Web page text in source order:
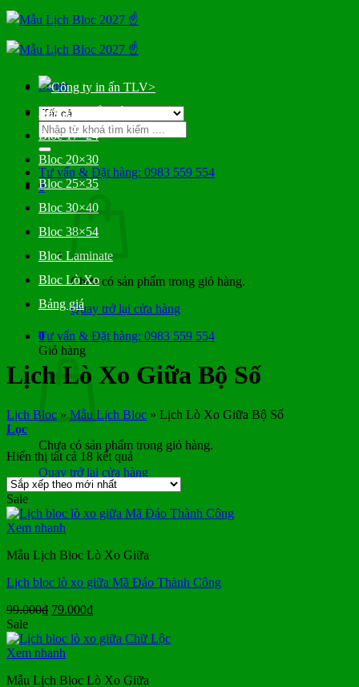
Bỏ
qua
nội
dung
Menu
Tìm
kiếm:
Tư vấn & Đặt hàng: 0983 559 554
0
Chưa có sản phẩm trong giỏ hàng.
Quay trở lại cửa hàng
0
Giỏ hàng
Chưa có sản phẩm trong giỏ hàng.
Quay trở lại cửa hàng
>
Bloc Đại Gắn Bìa
Bloc 17×24
Bloc 20×30
Bloc 25×35
Bloc 30×40
Bloc 38×54
Bloc Laminate
Bloc Lò Xo
Bảng giá
Tư vấn & Đặt hàng: 0983 559 554
Lịch Lò Xo Giữa Bộ Số
Lịch Bloc » Mẫu Lịch Bloc » Lịch Lò Xo Giữa Bộ Số
Lọc
Hiển thị tất cả 18 kết quả
sắp
mới
Sale
Xem nhanh
Mẫu Lịch Bloc Lò Xo Giữa
Lịch bloc lò xo giữa Mã Đáo Thành Công
99.000₫ Giá
là:
99.000₫.
79.000₫Giá
tại
Sale
Xem nhanh
Mẫu Lịch Bloc Lò Xo Giữa